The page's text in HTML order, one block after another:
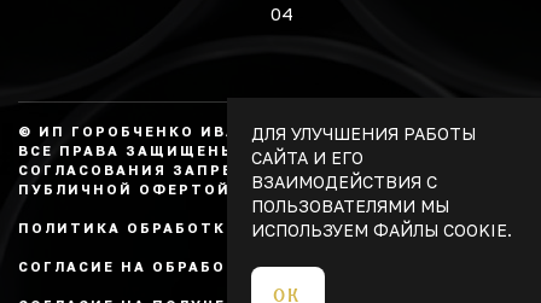
04
© ИП ГОРОБЧЕНКО ИВАН АЛЕКСАНДРОВИЧ, 2026.
ВСЕ ПРАВА ЗАЩИЩЕНЫ, КОПИРОВАНИЕ БЕЗ
СОГЛАСОВАНИЯ ЗАПРЕЩЕНО. НЕ ЯВЛЯЕТСЯ
ПУБЛИЧНОЙ ОФЕРТОЙ.
ПОЛИТИКА ОБРАБОТКИ ПЕРСОНАЛЬНЫХ ДАННЫХ
СОГЛАСИЕ НА ОБРАБОТКУ ПЕРСОНАЛЬНЫХ ДАННЫХ
ДЛЯ УЛУЧШЕНИЯ РАБОТЫ
САЙТА И ЕГО
ВЗАИМОДЕЙСТВИЯ С
ПОЛЬЗОВАТЕЛЯМИ МЫ
ИСПОЛЬЗУЕМ ФАЙЛЫ COOKIE.
ОК